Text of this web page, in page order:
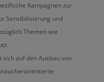
Kampagnen zur
Sensibilisierung und
Themen wie
auf den Ausbau von